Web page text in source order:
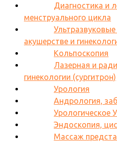
Диагностика и
менструального цикла
акушерстве и
Кольпоскопия
Лазерная и
гинекологии (сургитрон)
Урология
Андрология,
Урологическое
Эндоскопия,
Массаж